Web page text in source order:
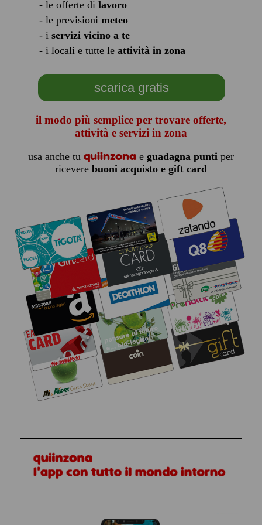
- le offerte di lavoro
- le previsioni meteo
- i servizi vicino a te
- i locali e tutte le attività in zona
scarica gratis
il modo più semplice per trovare offerte,
attività e servizi in zona
usa anche tu quiinzona e guadagna puntiper
ricevere buoni acquisto e gift card